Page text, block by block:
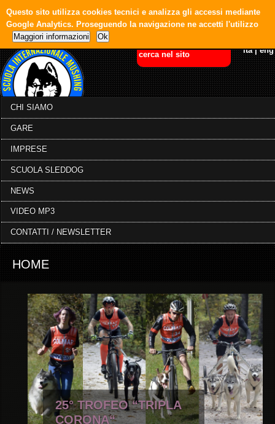
ita|eng
CHI SIAMO
GARE
IMPRESE
SCUOLA SLEDDOG
NEWS
VIDEO MP3
CONTATTI / NEWSLETTER
HOME
25° TROFEO “TRIPLA
CORONA“
Questo sito utilizza cookies tecnici e analizza gli accessi mediante
Google Analytics. Proseguendo la navigazione ne accetti l'utilizzo
Maggiori informazioni
Ok